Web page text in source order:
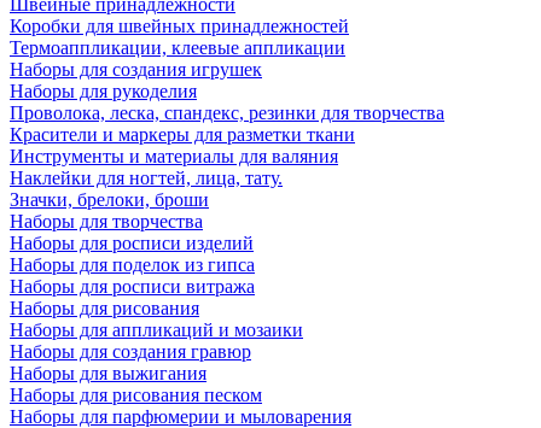
Швейные принадлежности
Коробки для швейных принадлежностей
Термоаппликации, клеевые аппликации
Наборы для создания игрушек
Наборы для рукоделия
Проволока, леска, спандекс, резинки для творчества
Красители и маркеры для разметки ткани
Инструменты и материалы для валяния
Наклейки для ногтей, лица, тату.
Значки, брелоки, броши
Наборы для творчества
Наборы для росписи изделий
Наборы для поделок из гипса
Наборы для росписи витража
Наборы для рисования
Наборы для аппликаций и мозаики
Наборы для создания гравюр
Наборы для выжигания
Наборы для рисования песком
Наборы для парфюмерии и мыловарения